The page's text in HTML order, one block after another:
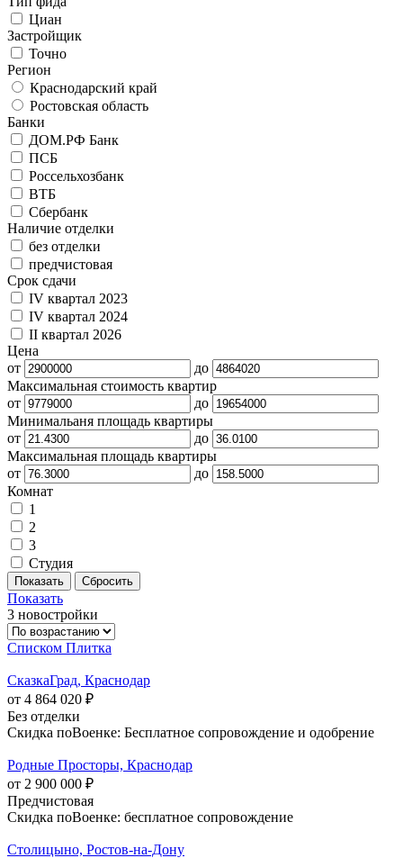
Циан
Застройщик
Точно
Регион
Краснодарский край
Ростовская область
Банки
ДОМ.РФ Банк
ПСБ
Россельхозбанк
ВТБ
Сбербанк
Наличие отделки
без отделки
предчистовая
Срок сдачи
IV квартал 2023
IV квартал 2024
II квартал 2026
Цена
от
до
Максимальная стоимость квартир
от
до
Минимальаня площадь квартиры
от
до
Максимальная площадь квартиры
от
до
Комнат
1
2
3
Студия
Показать
3 новостройки
Списком Плитка
СказкаГрад, Краснодар
от 4 864 020 ₽
Без отделки
Скидка поВоенке: Бесплатное сопровождение и одобрение
Родные Просторы, Краснодар
от 2 900 000 ₽
Предчистовая
Скидка поВоенке: бесплатное сопровождение
Столицыно, Ростов-на-Дону